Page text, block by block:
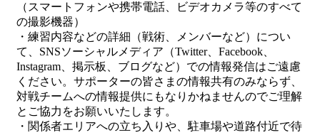
（スマートフォンや携帯電話、ビデオカメラ等のすべて
の撮影機器）
・練習内容などの詳細（戦術、メンバーなど）につい
て、SNSソーシャルメディア（Twitter、Facebook、
Instagram、掲示板、ブログなど）での情報発信はご遠慮
ください。サポーターの皆さまの情報共有のみならず、
対戦チームへの情報提供にもなりかねませんのでご理解
とご協力をお願いいたします。
・関係者エリアへの立ち入りや、駐車場や道路付近で待